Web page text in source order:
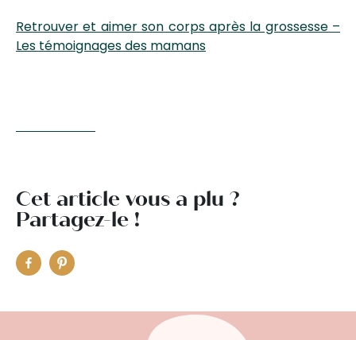
Retrouver et aimer son corps après la grossesse –
Les témoignages des mamans
Cet article vous a plu ?
Partagez-le !